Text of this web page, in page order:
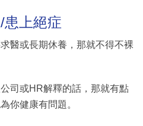
患上絕症
醫或長期休養，那就不得不裸
司或HR解釋的話，那就有點
你健康有問題。